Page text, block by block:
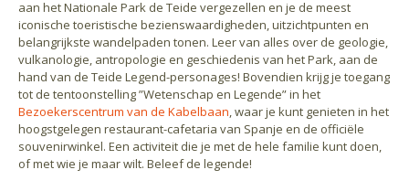
aan het Nationale Park de Teide vergezellen en je de meest
iconische toeristische bezienswaardigheden, uitzichtpunten en
belangrijkste wandelpaden tonen. Leer van alles over de geologie,
vulkanologie, antropologie en geschiedenis van het Park, aan de
hand van de Teide Legend-personages! Bovendien krijg je toegang
tot de tentoonstelling ”Wetenschap en Legende” in het
Bezoekerscentrum van de Kabelbaan, waar je kunt genieten in het
hoogstgelegen restaurant-cafetaria van Spanje en de officiële
souvenirwinkel. Een activiteit die je met de hele familie kunt doen,
of met wie je maar wilt. Beleef de legende!